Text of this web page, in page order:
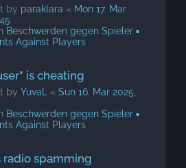
by paraklara « Mon 17. Mar
Beschwerden gegen Spieler ▪
Against Players
is cheating
by YuvaL « Sun 16. Mar 2025,
Beschwerden gegen Spieler ▪
Against Players
radio spamming